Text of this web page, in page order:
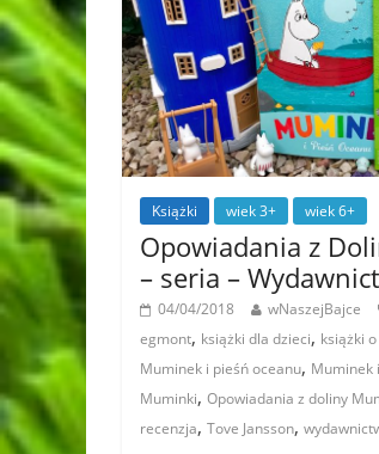
Książki wiek 3+ wiek 6+
Opowiadania z
– seria –
04/04/2018 wNaszejBajce
egmont, książki dla dzieci, książki
Muminek i pieśń oceanu, Muminek
Muminki, Opowiadania z doliny
recenzja, Tove Jansson,